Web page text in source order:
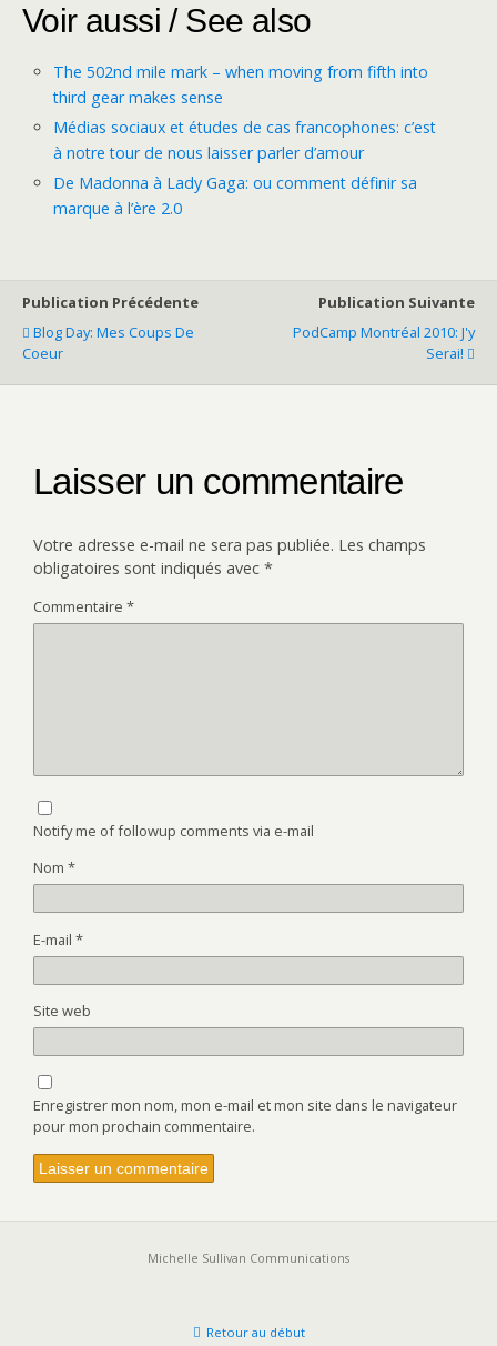
Voir aussi / See also
The 502nd mile mark – when moving from fifth into
third gear makes sense
Médias sociaux et études de cas francophones: c’est
à notre tour de nous laisser parler d’amour
De Madonna à Lady Gaga: ou comment définir sa
marque à l’ère 2.0
Publication Précédente
Blog Day: Mes Coups De
Coeur
Publication Suivante
PodCamp Montréal 2010: J'y
Serai!
Laisser un commentaire
Votre adresse e-mail ne sera pas publiée. Les champs
obligatoires sont indiqués avec *
Commentaire *
Notify me of followup comments via e-mail
Nom *
E-mail *
Site web
Enregistrer mon nom, mon e-mail et mon site dans le navigateur
pour mon prochain commentaire.
Michelle Sullivan Communications
Retour au début